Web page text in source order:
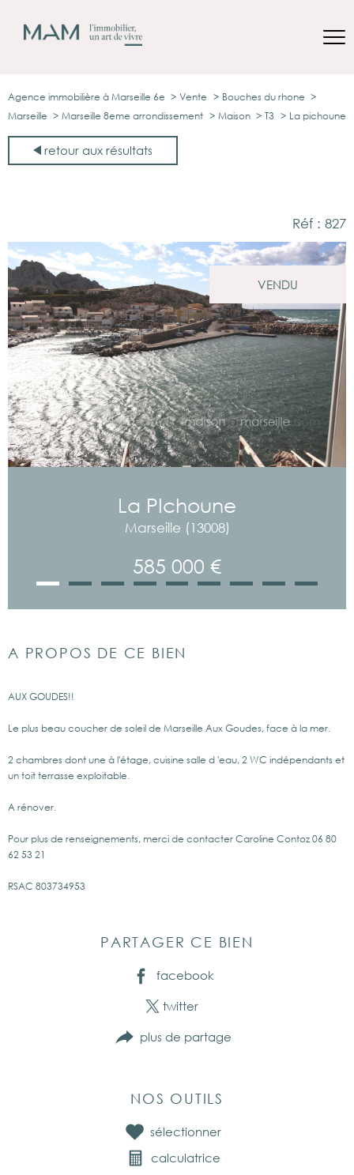
Agence immobilière à Marseille 6e Vente
Bouches du rhone
Marseille
Marseille 8eme arrondissement Maison T3 La pichoune
retour aux résultats
Réf : 827
VENDU
La PIchoune
Marseille (13008)
585 000 €
A PROPOS DE CE BIEN
AUX GOUDES!!
Le plus beau coucher de soleil de Marseille Aux Goudes, face à la mer.
2 chambres dont une à l'étage, cuisine salle d 'eau, 2 WC indépendants et
un toit terrasse exploitable.
A rénover.
Pour plus de renseignements, merci de contacter Caroline Contoz 06 80
62 53 21
RSAC 803734953
PARTAGER CE BIEN
facebook
twitter
plus de partage
NOS OUTILS
sélectionner
calculatrice